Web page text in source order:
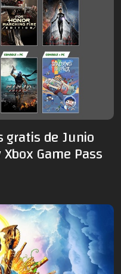
gratis de Junio
Game Pass